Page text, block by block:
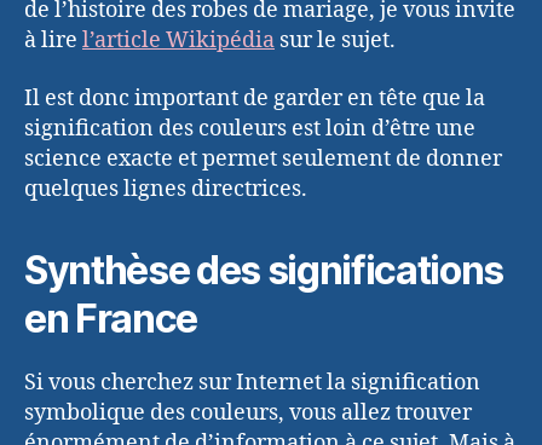
de l’histoire des robes de mariage, je vous invite
à lire l’article Wikipédia sur le sujet.
Il est donc important de garder en tête que la
signification des couleurs est loin d’être une
science exacte et permet seulement de donner
quelques lignes directrices.
Synthèse des significations
en France
Si vous cherchez sur Internet la signification
symbolique des couleurs, vous allez trouver